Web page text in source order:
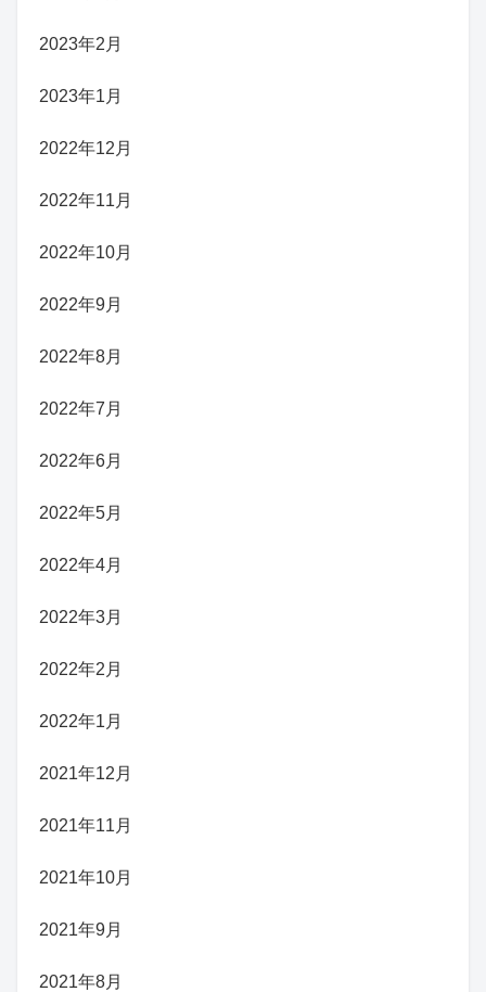
2023年2月
2023年1月
2022年12月
2022年11月
2022年10月
2022年9月
2022年8月
2022年7月
2022年6月
2022年5月
2022年4月
2022年3月
2022年2月
2022年1月
2021年12月
2021年11月
2021年10月
2021年9月
2021年8月